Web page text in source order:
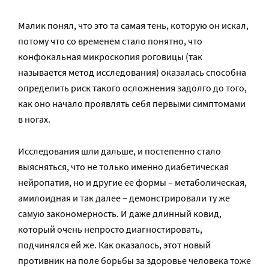
Малик понял, что это та самая тень, которую он искал,
потому что со временем стало понятно, что
конфокальная микроскопия роговицы (так
называется метод исследования) оказалась способна
определить риск такого осложнения задолго до того,
как оно начало проявлять себя первыми симптомами
в ногах.
Исследования шли дальше, и постепенно стало
выясняться, что не только именно диабетическая
нейропатия, но и другие ее формы – метаболическая,
амилоидная и так далее – демонстрировали ту же
самую закономерность. И даже длинный ковид,
который очень непросто диагностировать,
подчинялся ей же. Как оказалось, этот новый
противник на поле борьбы за здоровье человека тоже